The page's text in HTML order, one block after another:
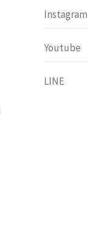
Instagram
Youtube
LINE